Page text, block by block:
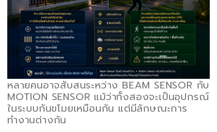
หลายคนอาจสับสนระหว่าง BEAM SENSOR กับ
MOTION SENSOR แม้ว่าทั้งสองจะเป็นอุปกรณ์
ในระบบกันขโมยเหมือนกัน แต่มีลักษณะการ
ทำงานต่างกัน